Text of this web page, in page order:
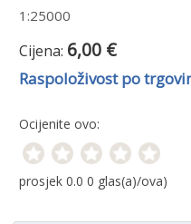
1:25000
Cijena: 6,00 €
Raspoloživost po
Ocijenite ovo:
prosjek 0.0 0 glas(a)/ova)